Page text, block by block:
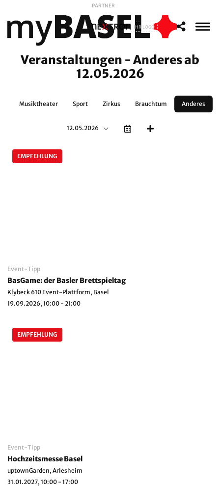
PARTNER
IHR LOGO
Veranstaltungen - Anderes ab
12.05.2026
Musiktheater Sport Zirkus Brauchtum Anderes
12.05.2026
EMPFEHLUNG
Event-Tipp
BasGame: der Basler Brettspieltag
Klybeck 610 Event-Plattform, Basel
19.09.2026, 10:00 - 21:00
EMPFEHLUNG
Event-Tipp
Hochzeitsmesse Basel
uptownGarden, Arlesheim
31.01.2027, 10:00 - 17:00